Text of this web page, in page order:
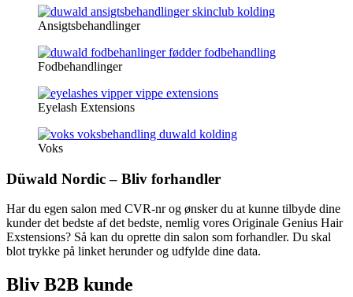
Ansigtsbehandlinger
Fodbehandlinger
Eyelash Extensions
Voks
Düwald Nordic – Bliv forhandler
Har du egen salon med CVR-nr og ønsker du at kunne tilbyde dine
kunder det bedste af det bedste, nemlig vores Originale Genius Hair
Exstensions? Så kan du oprette din salon som forhandler. Du skal
blot trykke på linket herunder og udfylde dine data.
Bliv B2B kunde